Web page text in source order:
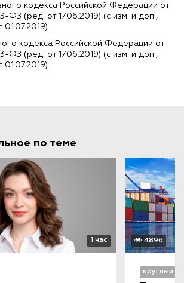
кодекса Российской Федерации от
ФЗ (ред. от 17.06.2019) (с изм. и доп.,
01.07.2019)
кодекса Российской Федерации от
ФЗ (ред. от 17.06.2019) (с изм. и доп.,
01.07.2019)
по теме
1 час 4896
круглый